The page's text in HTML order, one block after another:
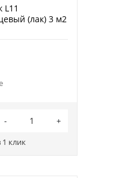
L11
(лак) 3 м2
1 клик